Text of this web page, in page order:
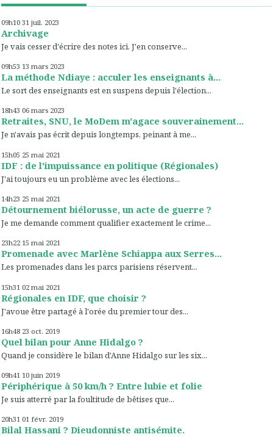
09h10 31 juil. 2023
Archivage
Je vais cesser d'écrire des notes ici. J'en conserve...
09h53 13 mars 2023
La méthode Ndiaye : acculer les enseignants à...
Le sort des enseignants est en suspens depuis l'élection...
18h43 06 mars 2023
Retraites, SNU, le MoDem m'agace souverainement...
Je n'avais pas écrit depuis longtemps, peinant à me...
15h05 25 mai 2021
IDF : de l'impuissance en politique (Régionales)
J'ai toujours eu un problème avec les élections...
14h23 25 mai 2021
Détournement biélorusse, un acte de guerre ?
Je me demande comment qualifier exactement le crime...
23h22 15 mai 2021
Promenade avec Marlène Schiappa aux Serres...
Les promenades dans les parcs parisiens réservent...
15h31 02 mai 2021
Régionales en IDF, que choisir ?
J'avoue être partagé à l'orée du premier tour des...
16h48 23 oct. 2019
Quel bilan pour Anne Hidalgo ?
Quand je considère le bilan d'Anne Hidalgo sur les six...
09h41 10 juin 2019
Périphérique à 50 km/h ? Entre lubie et folie
Je suis atterré par la foultitude de bêtises que...
20h31 01 févr. 2019
Bilal Hassani ? Dieudonniste antisémite.